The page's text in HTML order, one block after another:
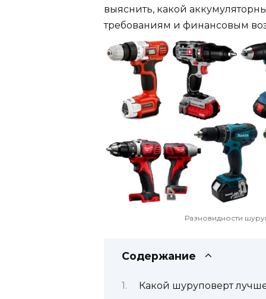
выяснить, какой
требованиям и финансовым
Разновидности
Содержание
Какой шуруповерт